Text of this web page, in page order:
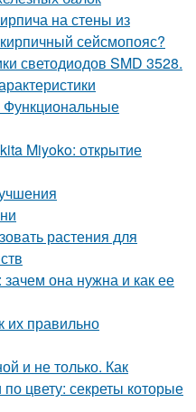
на стены из
сейсмопояс?
светодиодов SMD 3528.
Функциональные
Miyoko: открытие
растения для
она нужна и как ее
их правильно
и не только. Как
цвету: секреты которые